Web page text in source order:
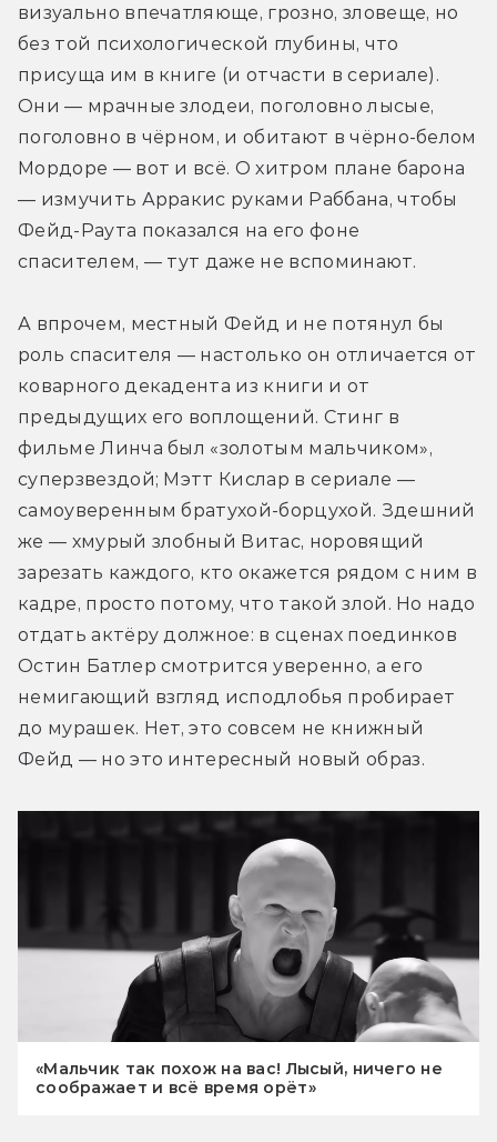
визуально впечатляюще, грозно, зловеще, но
без той психологической глубины, что
присуща им в книге (и отчасти в сериале).
Они — мрачные злодеи, поголовно лысые,
поголовно в чёрном, и обитают в чёрно-белом
Мордоре — вот и всё. О хитром плане барона
— измучить Арракис руками Раббана, чтобы
Фейд-Раута показался на его фоне
спасителем, — тут даже не вспоминают.
А впрочем, местный Фейд и не потянул бы
роль спасителя — настолько он отличается от
коварного декадента из книги и от
предыдущих его воплощений. Стинг в
фильме Линча был «золотым мальчиком»,
суперзвездой; Мэтт Кислар в сериале —
самоуверенным братухой-борцухой. Здешний
же — хмурый злобный Витас, норовящий
зарезать каждого, кто окажется рядом с ним в
кадре, просто потому, что такой злой. Но надо
отдать актёру должное: в сценах поединков
Остин Батлер смотрится уверенно, а его
немигающий взгляд исподлобья пробирает
до мурашек. Нет, это совсем не книжный
Фейд — но это интересный новый образ.
«Мальчик так похож на вас! Лысый, ничего не
соображает и всё время орёт»